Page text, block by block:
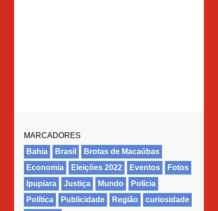
MARCADORES
Bahia
Brasil
Brotas de Macaúbas
Economia
Eleições 2022 Eventos
Fotos
Ipupiara
Justiça Mundo
Polícia
Política
Publicidade Região
curiosidade